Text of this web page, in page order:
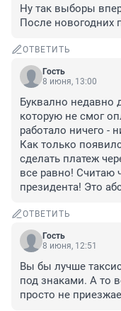
Ну так выборы
После новогодних
ОТВЕТИТЬ
Гость
8 июня, 13:00
Буквално недавно
которую не смог
работало ничего -
Как только
сделать платеж
все равно! Считаю
президента! Это
ОТВЕТИТЬ
Гость
8 июня, 12:51
Вы бы лучше
под знаками. А то
просто не